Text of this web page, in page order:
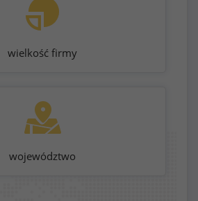
wielkość firmy
województwo